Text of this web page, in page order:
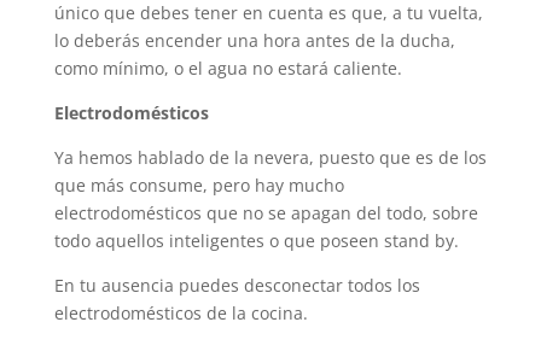
único que debes tener en cuenta es que, a tu vuelta,
lo deberás encender una hora antes de la ducha,
como mínimo, o el agua no estará caliente.
Electrodomésticos
Ya hemos hablado de la nevera, puesto que es de los
que más consume, pero hay mucho
electrodomésticos que no se apagan del todo, sobre
todo aquellos inteligentes o que poseen stand by.
En tu ausencia puedes desconectar todos los
electrodomésticos de la cocina.